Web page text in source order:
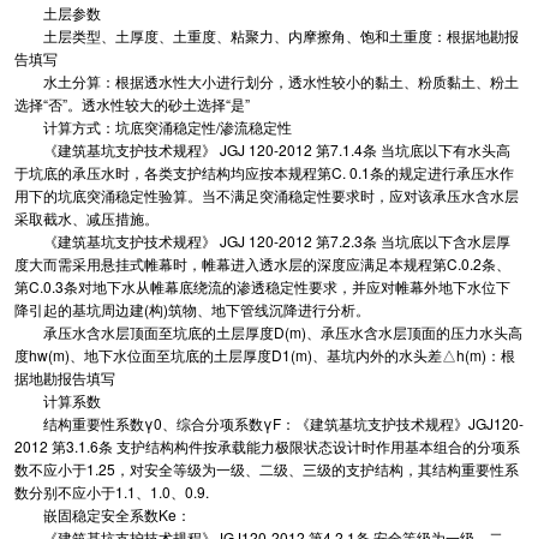
土层参数
土层类型、土厚度、土重度、粘聚力、内摩擦角、饱和土重度：根据地勘报
告填写
水土分算：根据透水性大小进行划分，透水性较小的黏土、粉质黏土、粉土
选择“否”。透水性较大的砂土选择“是”
计算方式：坑底突涌稳定性/渗流稳定性
《建筑基坑支护技术规程》 JGJ 120-2012 第7.1.4条 当坑底以下有水头高
于坑底的承压水时，各类支护结构均应按本规程第C. 0.1条的规定进行承压水作
用下的坑底突涌稳定性验算。当不满足突涌稳定性要求时，应对该承压水含水层
采取截水、减压措施。
《建筑基坑支护技术规程》 JGJ 120-2012 第7.2.3条 当坑底以下含水层厚
度大而需采用悬挂式帷幕时，帷幕进入透水层的深度应满足本规程第C.0.2条、
第C.0.3条对地下水从帷幕底绕流的渗透稳定性要求，并应对帷幕外地下水位下
降引起的基坑周边建(构)筑物、地下管线沉降进行分析。
承压水含水层顶面至坑底的土层厚度D(m)、承压水含水层顶面的压力水头高
度hw(m)、地下水位面至坑底的土层厚度D1(m)、基坑内外的水头差△h(m)：根
据地勘报告填写
计算系数
结构重要性系数γ0、综合分项系数γF：《建筑基坑支护技术规程》JGJ120-
2012 第3.1.6条 支护结构构件按承载能力极限状态设计时作用基本组合的分项系
数不应小于1.25，对安全等级为一级、二级、三级的支护结构，其结构重要性系
数分别不应小于1.1、1.0、0.9.
嵌固稳定安全系数Ke：